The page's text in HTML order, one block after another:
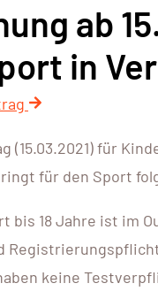
ab
in
(15.03.2021) für
für den Sport
bis 18 Jahre ist im
keine